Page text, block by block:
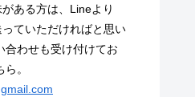
ある方は、Lineより
っていただければと思い
合わせも受け付けてお
。